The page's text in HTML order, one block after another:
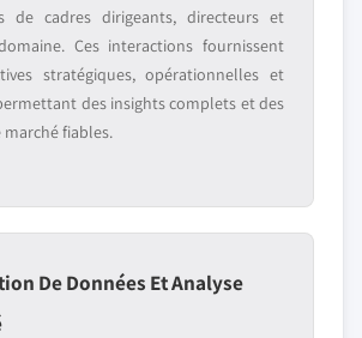
de cadres dirigeants, directeurs et
Ces interactions fournissent
stratégiques, opérationnelles et
des insights complets et des
marché fiables.
De Données Et Analyse